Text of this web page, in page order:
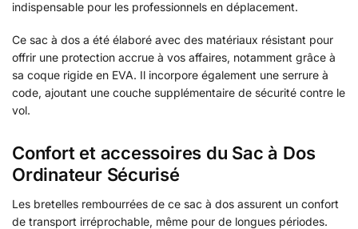
indispensable pour les professionnels en déplacement.
Ce sac à dos a été élaboré avec des matériaux résistant pour
offrir une protection accrue à vos affaires, notamment grâce à
sa coque rigide en EVA. Il incorpore également une serrure à
code, ajoutant une couche supplémentaire de sécurité contre le
vol.
Confort et accessoires du Sac à Dos
Ordinateur Sécurisé
Les bretelles rembourrées de ce sac à dos assurent un confort
de transport irréprochable, même pour de longues périodes.